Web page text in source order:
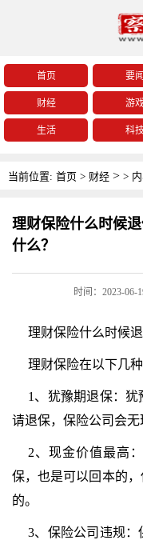
首页 要闻
财经 游
生活 科
当前位置: 首页 > 财经 > >
理财保险什么时候
什么？
时间：2023-06-
理财保险什么时候
理财保险在以下几
1、犹豫期退保：犹
请退保，保险公司会无
2、现金价值最高
保，也是可以回本的
的。
3、保险公司 违规：